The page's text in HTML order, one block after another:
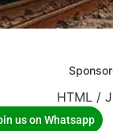
HTML /
us on Whatsapp